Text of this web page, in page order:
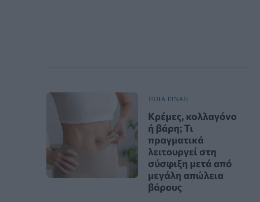
ΠΟΙΑ ΕΙΝΑΙ;
Κρέμες, κολλαγόνο
ή βάρη; Τι
πραγματικά
λειτουργεί στη
σύσφιξη μετά από
μεγάλη απώλεια
βάρους